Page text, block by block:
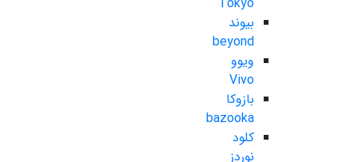
بیوند
beyond
ویوو
Vivo
بازوکا
bazooka
کلود
نوردز